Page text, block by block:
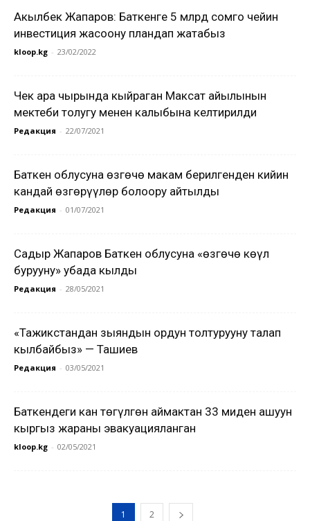
Акылбек Жапаров: Баткенге 5 млрд сомго чейин
инвестиция жасоону пландап жатабыз
kloop.kg - 23/02/2022
Чек ара чырында кыйраган Максат айылынын
мектеби толугу менен калыбына келтирилди
Редакция - 22/07/2021
Баткен облусуна өзгөчө макам берилгенден кийин
кандай өзгөрүүлөр болоору айтылды
Редакция - 01/07/2021
Садыр Жапаров Баткен облусуна «өзгөчө көңүл
бурууну» убада кылды
Редакция - 28/05/2021
«Тажикстандан зыяндын ордун толтурууну талап
кылбайбыз» — Ташиев
Редакция - 03/05/2021
Баткендеги кан төгүлгөн аймактан 33 миңден ашуун
кыргыз жараны эвакуацияланган
kloop.kg - 02/05/2021
1 2